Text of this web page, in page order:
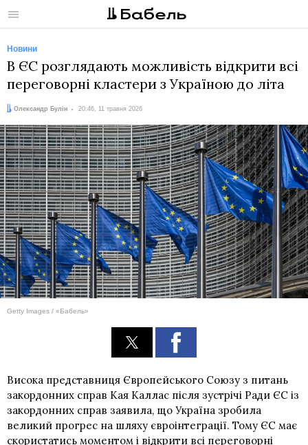
Меню
Новини
В ЄС розглядають можливість відкрити всі
переговорні кластери з Україною до літа
Автор:
Олександр Булін
Дата: 20:46, 11 травня 2026
Getty Images / «Бабель»
Висока представниця Європейського Союзу з питань
закордонних справ Кая Каллас після зустрічі Ради ЄС із
закордонних справ заявила, що Україна зробила
великий прогрес на шляху євроінтеграції. Тому ЄС має
скористатись моментом і відкрити всі переговорні